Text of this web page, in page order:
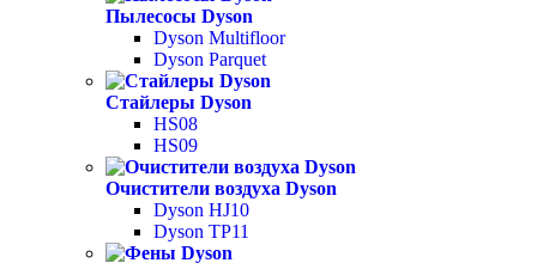
Пылесосы Dyson
Dyson Multifloor
Dyson Parquet
Стайлеры Dyson
HS08
HS09
Очистители воздуха Dyson
Dyson HJ10
Dyson TP11